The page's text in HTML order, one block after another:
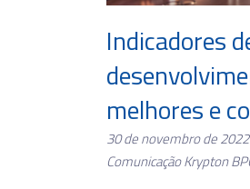
Indicadores
melhores e
30 de novembro de
Comunicação Krypton